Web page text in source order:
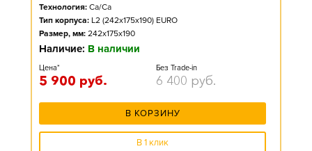
Технология: Ca/Ca
Тип корпуса: L2 (242x175x190) EURO
Размер, мм: 242x175x190
Наличие: В наличии
Цена*
5 900 руб.
Без Trade-in
6 400 руб.
В КОРЗИНУ
В 1 клик